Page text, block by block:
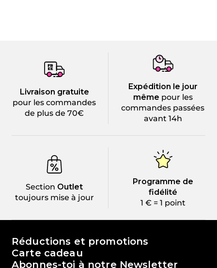
Livraison gratuite
pour les commandes
de plus de 70€
Expédition le jour
même pour les
commandes passées
avant 14h
Section Outlet
toujours mise à jour
Programme de
fidélité
1 € = 1 point
Le monde de Passione Beauty
Réductions et promotions
Carte cadeau
Abonnes-toi à notre Newsletter